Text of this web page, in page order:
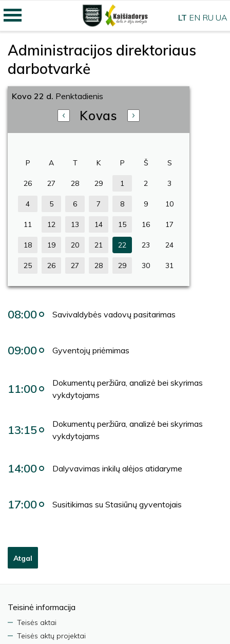
Administracijos direktoriaus
darbotvarkė
Kovo 22 d. Penktadienis
Kovas
P A T K P Š S
26 27 28 29 1 2 3
4 5 6 7 8 9 10
11 12 13 14 15 16 17
18 19 20 21 22 23 24
25 26 27 28 29 30 31
08:00 Savivaldybės vadovų pasitarimas
09:00 Gyventojų priėmimas
11:00
Dokumentų peržiūra, analizė bei skyrimas
vykdytojams
13:15
Dokumentų peržiūra, analizė bei skyrimas
vykdytojams
14:00 Dalyvavimas inkilų alėjos atidaryme
17:00 Susitikimas su Stasiūnų gyventojais
Atgal
Teisinė informacija
Teisės aktai
Teisės aktų projektai
LT EN RU UA